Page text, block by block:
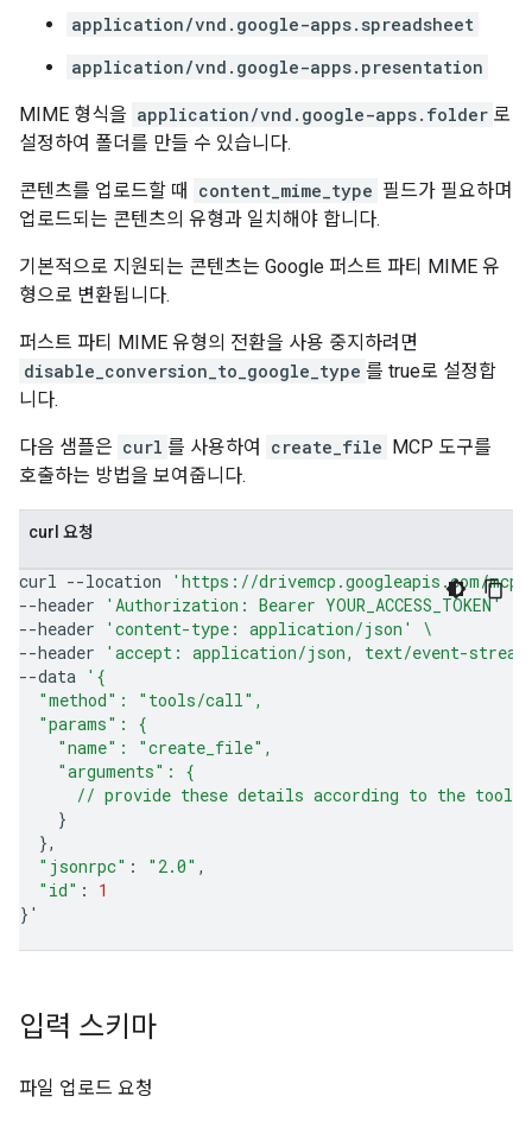
application/vnd.google-apps.spreadsheet
application/vnd.google-apps.presentation
MIME 형식을 application/vnd.google-apps.folder 로
설정하여 폴더를 만들 수 있습니다.
콘텐츠를 업로드할 때 content_mime_type 필드가 필요하며
업로드되는 콘텐츠의 유형과 일치해야 합니다.
기본적으로 지원되는 콘텐츠는 Google 퍼스트 파티 MIME 유
형으로 변환됩니다.
퍼스트 파티 MIME 유형의 전환을 사용 중지하려면
disable_conversion_to_google_type 를 true로 설정합
니다.
다음 샘플은 curl 를 사용하여 create_file MCP 도구를
호출하는 방법을 보여줍니다.
curl 요청
curl --location
'https://drivemcp.googleapis.com/
--header
'Authorization: Bearer YOUR_ACCESS_TOKEN'
--header
'content-type: application/json'
\
--header
'accept: application/json, text/event-
--data '{
  "method": "tools/call",
  "params": {
    "name": "create_file",
    "arguments": {
      // provide these details according to the tool'
}
}
"jsonrpc" : "2.0"
"id" :
1
} '
입력 스키마
파일 업로드 요청